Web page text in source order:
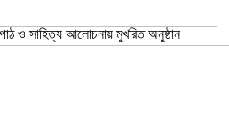
ও সাহিত্য আলোচনায় মুখরিত অনুষ্ঠান